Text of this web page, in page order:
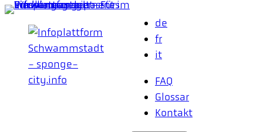
Zum
Inhalt
springen
de
fr
it
FAQ
Glossar
Kontakt